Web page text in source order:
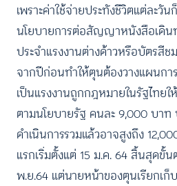
เพราะค่าใช้จ่ายประทังชีวิตแต่ละวั
นโยบายการต่อสัญญาหนังสือเดิน
ประจำแรงงานต่างด้าวหรือบัตรสี
จากปีก่อนทำให้ตุนต้องวางแผนกา
เป็นแรงงานถูกกฎหมายในรัฐไทย
ตามนโยบายรัฐ คนละ 9,000 บาท
ดำเนินการรวมแล้วอาจสูงถึง
แรกเริ่มตั้งแต่ 15 ม.ค. 64 สิ้นสุดขั้
พ.ย.64 แต่นายหน้าของตุนเรียกเก็บ